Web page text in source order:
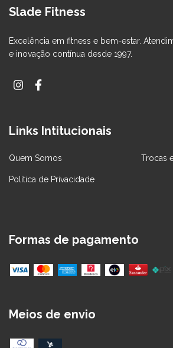
Slade Fitness
Excelência em fitness e bem-estar.
e inovação contínua desde 1997.
Links Intitucionais
Quem Somos Trocas
Política de Privacidade
Formas de pagamento
Meios de envio